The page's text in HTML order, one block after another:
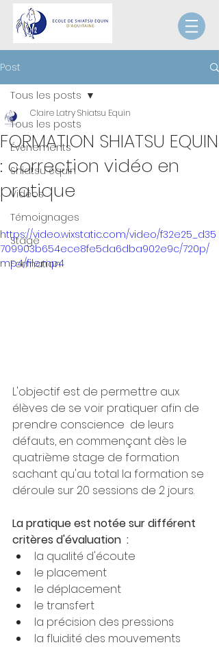
Post
Tous les posts
Événements
Shiatsu équin
Vidéos
Témoignages
Stage
Formation
Tous les posts
FORMATION SHIATSU EQUIN
: correction vidéo en
pratique
Claire Latry Shiatsu Equin
https://video.wixstatic.com/video/f32e25_d35
709903b654ece8fe5da6dba902e9c/720p/
mp4/file.mp4
L'objectif est de permettre aux
élèves de se voir pratiquer afin de
prendre conscience  de leurs
défauts, en commençant dès le
quatrième stage de formation
sachant qu'au total la formation se
déroule sur 20 sessions de 2 jours.
La pratique est notée sur différent
critères d'évaluation  :
la qualité d'écoute
le placement
le déplacement
le transfert
la précision des pressions
la fluidité des mouvements